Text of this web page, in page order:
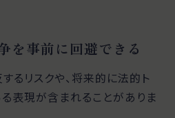
を事前に回避できる
るリスクや、将来的に法的ト
表現が含まれることがありま